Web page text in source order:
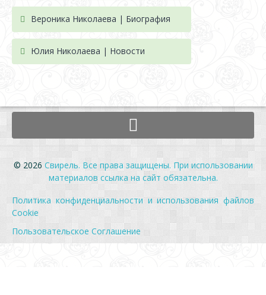
Вероника Николаева | Биография
Юлия Николаева | Новости
© 2026 Свирель. Все права защищены. При использовании
материалов ссылка на сайт обязательна.
Политика конфиденциальности и использования файлов
Cookie
Пользовательское Соглашение